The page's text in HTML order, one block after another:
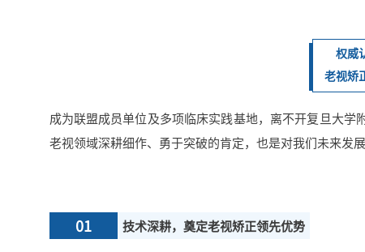
权威
老视矫
成为联盟成员单位及多项临床实践基地，离不开复旦大
老视领域深耕细作、勇于突破的肯定，也是对我们未来发展
01 技术深耕，奠定老视矫正领先优势